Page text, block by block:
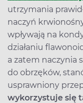
utrzymania
naczyń
wpływają na
działaniu
a zatem naczynia
do obrzęków,
usprawniony
wykorzystuje się